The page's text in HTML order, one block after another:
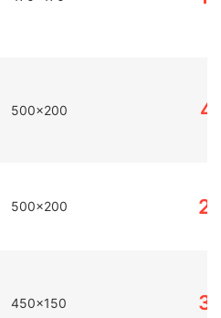
500x200
500x200
450x150